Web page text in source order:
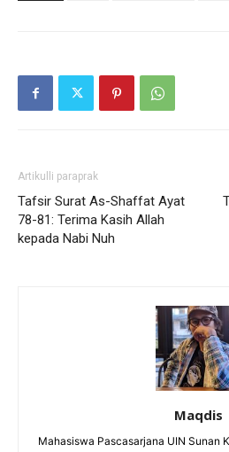
Artikulli paraprak
Tafsir Surat As-Shaffat Ayat
78-81: Terima Kasih Allah
kepada Nabi Nuh
Maqdis
Mahasiswa Pascasarjana UIN Sunan